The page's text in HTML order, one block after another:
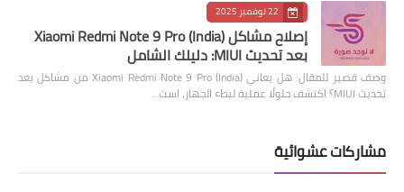
22 نوفمبر 2025
إصلاح مشاكل Xiaomi Redmi Note 9 Pro (India)
بعد تحديث MIUI: دليلك الشامل
وصف قصير للمقال: هل يعاني Xiaomi Redmi Note 9 Pro (India) من مشاكل بعد
تحديث MIUI؟ اكتشف حلولًا عملية لبطء الجهاز، است…
مشاركات عشوائية